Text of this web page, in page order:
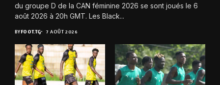
du groupe D de la CAN féminine 2026 se sont joués le 6
août 2026 à 20h GMT. Les Black...
BYFOOT.TG 7 AOÛT 2026